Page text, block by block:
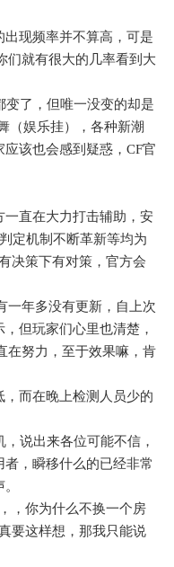
现频率并不算高，可是
们就有很大的几率看到大
变了，但唯一没变的却是
（娱乐挂），各种新潮
该也会感到疑惑，CF官
直在大力打击辅助，安
定机制不断革新等均为
决策下有对策，官方会
一年多没有更新，自上次
但玩家们心里也清楚，
在努力，至于效果嘛，肯
而在晚上检测人员少的
说出来各位可能不信，
，瞬移什么的已经非常
，你为什么不换一个房
要这样想，那我只能说